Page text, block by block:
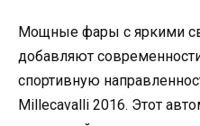
Мощные фары с яркими
добавляют
спортивную
Millecavalli 2016. Этот